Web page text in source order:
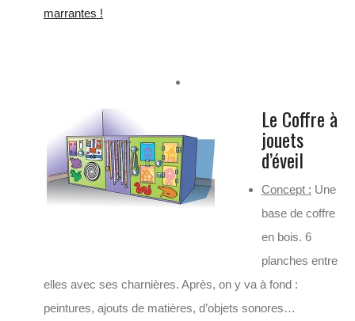
marrantes !
Le Coffre à
jouets
d’éveil
Concept : Une
base de coffre
en bois. 6
planches entre
elles avec ses charnières. Après, on y va à fond :
peintures, ajouts de matières, d’objets sonores…